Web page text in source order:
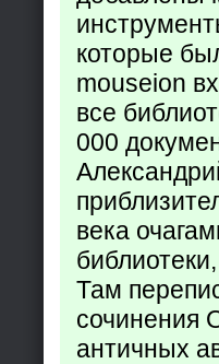
которые
mouseion
все
000
века
Там
сочинения
античных